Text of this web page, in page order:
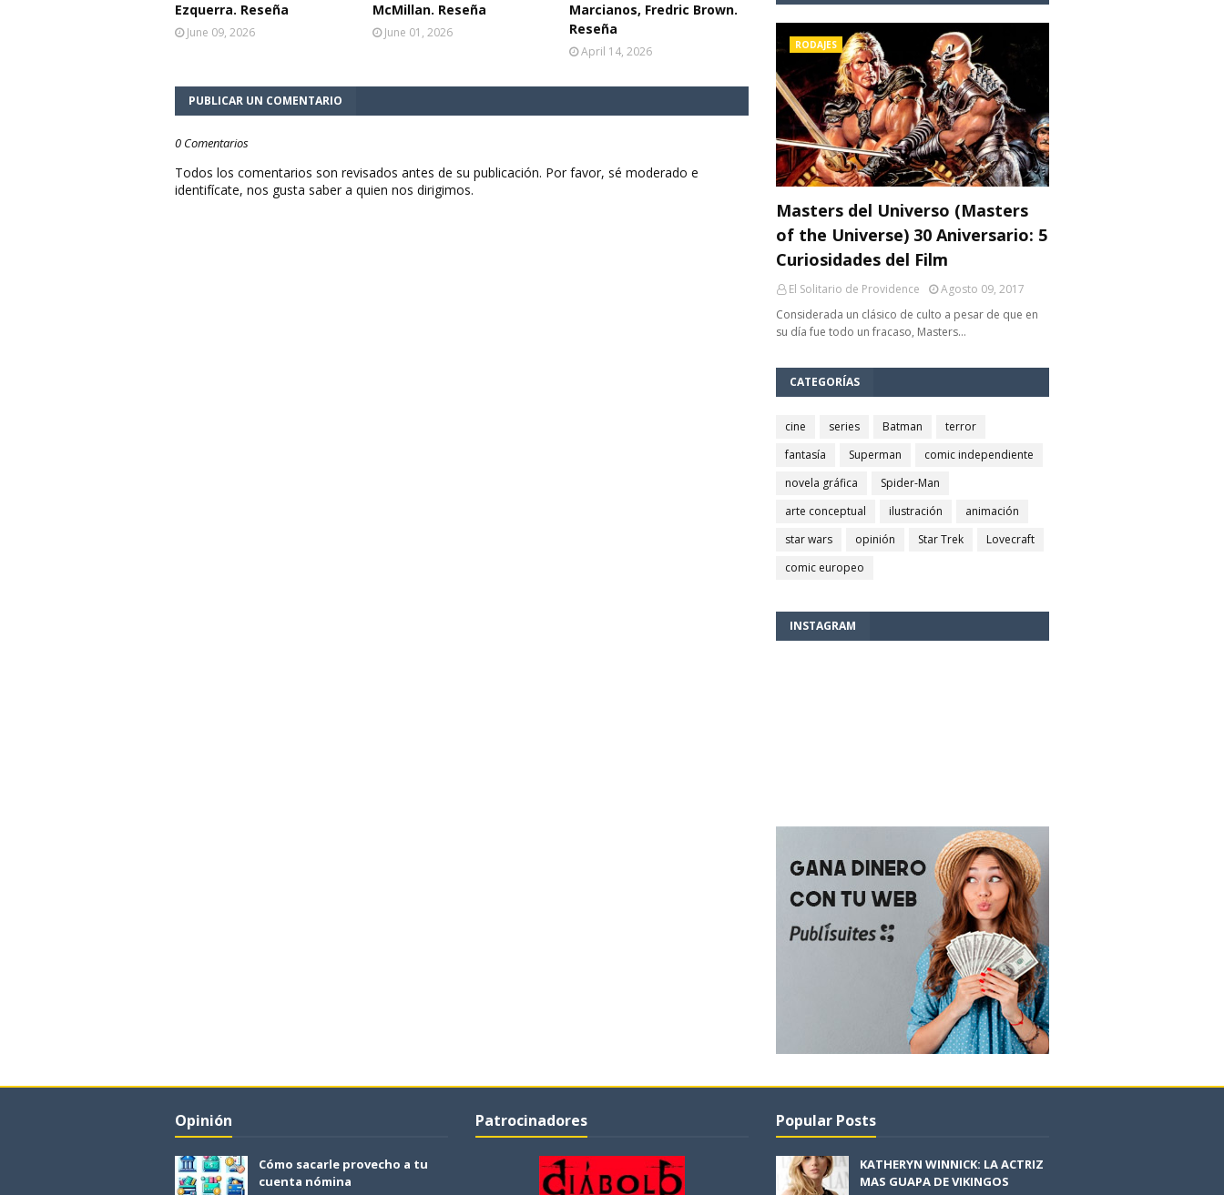
Ezquerra. Reseña
June 09, 2026
McMillan. Reseña
June 01, 2026
Marcianos, Fredric Brown.
Reseña
April 14, 2026
PUBLICAR UN COMENTARIO
0 Comentarios
Todos los comentarios son revisados antes de su publicación. Por favor, sé moderado e
identifícate, nos gusta saber a quien nos dirigimos.
RODAJES
Masters del Universo (Masters
of the Universe) 30 Aniversario: 5
Curiosidades del Film
El Solitario de Providence
Agosto 09, 2017
Considerada un clásico de culto a pesar de que en
su día fue todo un fracaso, Masters…
CATEGORÍAS
cine series Batman
terror
fantasía
Superman
comic independiente
novela gráfica
Spider-Man
arte conceptual
ilustración
animación
star wars
opinión Star Trek
Lovecraft
comic europeo
INSTAGRAM
Opinión
Cómo sacarle provecho a tu
cuenta nómina
Patrocinadores Popular Posts
KATHERYN WINNICK: LA ACTRIZ
MAS GUAPA DE VIKINGOS